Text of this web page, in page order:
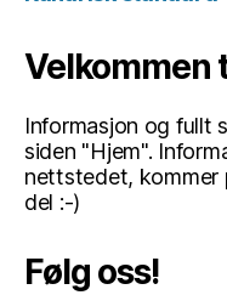
Velkommen
Informasjon og fullt
siden "Hjem".
nettstedet, kommer
del :-)
Følg oss!